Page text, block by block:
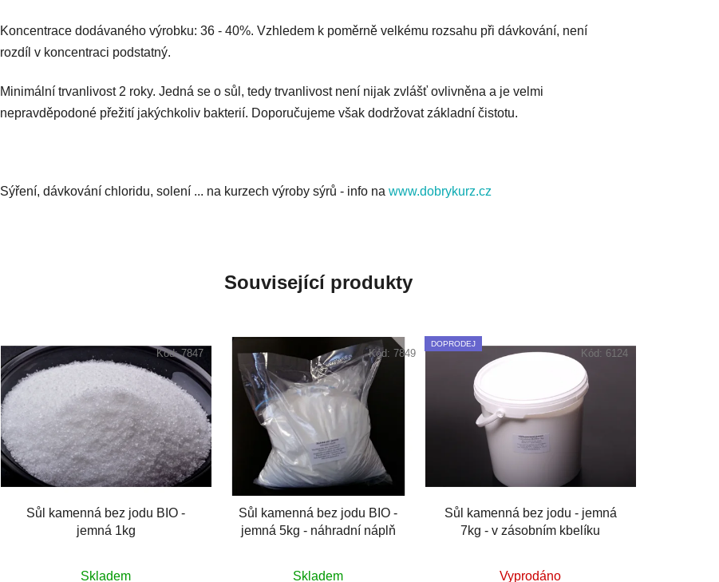
Koncentrace dodávaného výrobku: 36 - 40%. Vzhledem k poměrně velkému rozsahu při dávkování, není
rozdíl v koncentraci podstatný.
Minimální trvanlivost 2 roky. Jedná se o sůl, tedy trvanlivost není nijak zvlášť ovlivněna a je velmi
nepravděpodoné přežití jakýchkoliv bakterií. Doporučujeme však dodržovat základní čistotu.
Sýření, dávkování chloridu, solení ... na kurzech výroby sýrů - info na www.dobrykurz.cz
Související produkty
Sůl kamenná bez jodu BIO -
jemná 1kg
Skladem
Kód:7847
Sůl kamenná bez jodu BIO -
jemná 5kg - náhradní náplň
Skladem
Kód: 7849
DOPRODEJ
Sůl kamenná bez jodu - jemná
7kg - v zásobním kbelíku
Vyprodáno
Kód: 6124